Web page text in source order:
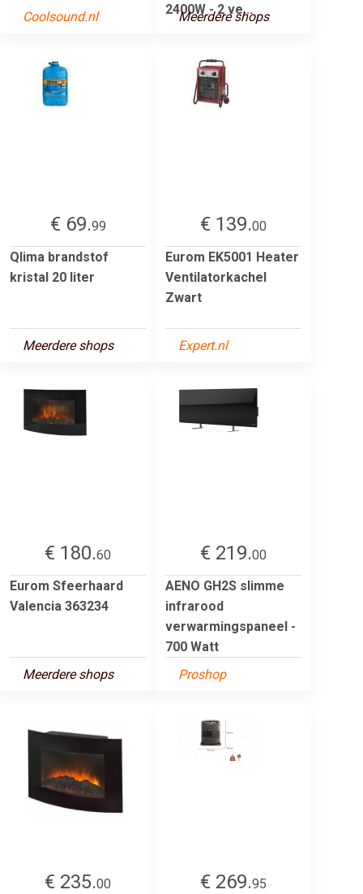
Coolsound.nl
2400W - 2 ve...
Meerdere shops
€ 69.99
Qlima brandstof
kristal 20 liter
Meerdere shops
€ 139.00
Eurom EK5001 Heater
Ventilatorkachel
Zwart
Expert.nl
€ 180.60
Eurom Sfeerhaard
Valencia 363234
Meerdere shops
€ 219.00
AENO GH2S slimme
infrarood
verwarmingspaneel -
700 Watt
Proshop
€ 235.00
€ 269.95